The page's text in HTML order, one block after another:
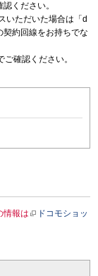
認ください。
いただいた場合は「d
約回線をお持ちでな
ご確認ください。
情報は
ドコモショッ